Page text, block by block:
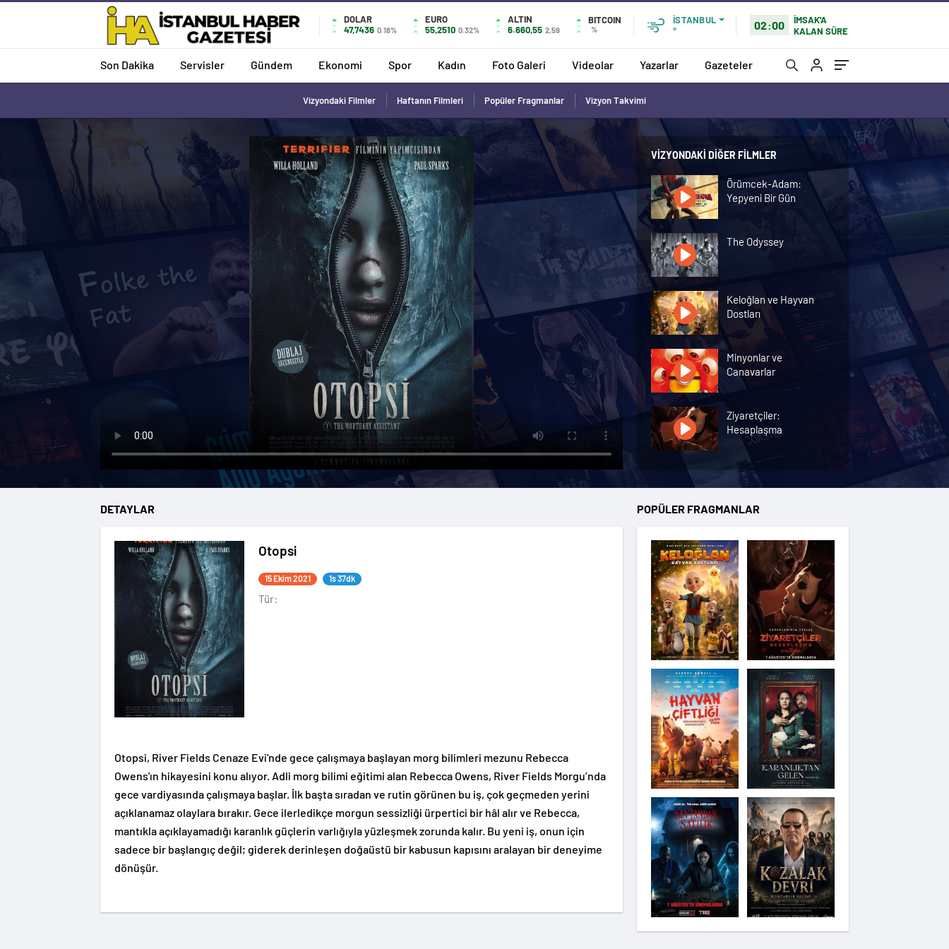
DOLAR
47,7436 0.18%
EURO
55,2510 0.32%
ALTIN
6.660,55 2,59
BITCOIN
%
İSTANBUL
°
02:00
İMSAK'A
KALAN SÜRE
Son Dakika Servisler Gündem Ekonomi Spor Kadın Foto Galeri Videolar Yazarlar Gazeteler
Vizyondaki Filmler Haftanın Filmleri Popüler Fragmanlar Vizyon Takvimi
VIZYONDAKI DIĞER FILMLER
Örümcek-Adam:
Yepyeni Bir Gün
The Odyssey
Keloğlan ve Hayvan
Dostları
Minyonlar ve
Canavarlar
Ziyaretçiler:
Hesaplaşma
Nasreddin Hoca:
Zaman Yolcusu 4
Hayvan Çiftliği
Karanlıktan Gelen
Şeytandan Satılık
Kozalak Devri
Moana
DETAYLAR
Otopsi
15 Ekim 2021 1s 37dk
Tür:
Otopsi, River Fields Cenaze Evi'nde gece çalışmaya başlayan morg bilimleri mezunu Rebecca
Owens'ın hikayesini konu alıyor. Adli morg bilimi eğitimi alan Rebecca Owens, River Fields Morgu’nda
gece vardiyasında çalışmaya başlar. İlk başta sıradan ve rutin görünen bu iş, çok geçmeden yerini
açıklanamaz olaylara bırakır. Gece ilerledikçe morgun sessizliği ürpertici bir hâl alır ve Rebecca,
mantıkla açıklayamadığı karanlık güçlerin varlığıyla yüzleşmek zorunda kalır. Bu yeni iş, onun için
sadece bir başlangıç değil; giderek derinleşen doğaüstü bir kabusun kapısını aralayan bir deneyime
dönüşür.
POPÜLER FRAGMANLAR